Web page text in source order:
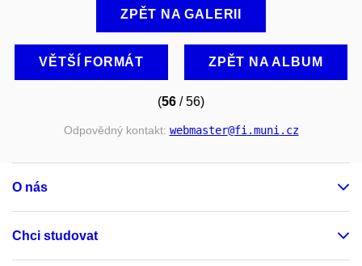
ZPĚT NA GALERII
VĚTŠÍ FORMÁT ZPĚT NA ALBUM
(56 / 56)
Odpovědný kontakt: webmaster@fi.muni.cz
O nás
Chci studovat